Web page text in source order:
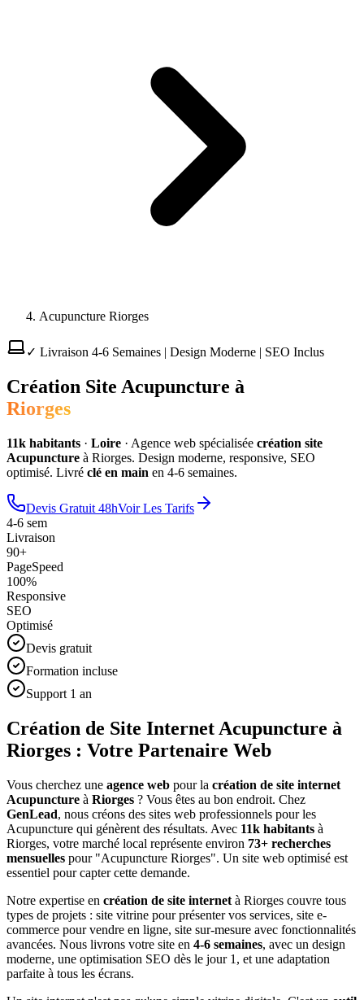
Acupuncture Riorges
✓ Livraison 4-6 Semaines | Design Moderne | SEO Inclus
Création Site Acupuncture à
Riorges
11k habitants · Loire · Agence web spécialisée création site
Acupuncture à Riorges. Design moderne, responsive, SEO
optimisé. Livré clé en main en 4-6 semaines.
Devis Gratuit 48hVoir Les Tarifs
4-6 sem
Livraison
90+
PageSpeed
100%
Responsive
SEO
Optimisé
Devis gratuit
Formation incluse
Support 1 an
Création de Site Internet Acupuncture à
Riorges : Votre Partenaire Web
Vous cherchez une agence web pour la création de site internet
Acupuncture à Riorges ? Vous êtes au bon endroit. Chez
GenLead, nous créons des sites web professionnels pour les
Acupuncture qui génèrent des résultats. Avec 11k habitants à
Riorges, votre marché local représente environ 73+ recherches
mensuelles pour "Acupuncture Riorges". Un site web optimisé est
essentiel pour capter cette demande.
Notre expertise en création de site internet à Riorges couvre tous
types de projets : site vitrine pour présenter vos services, site e-
commerce pour vendre en ligne, site sur-mesure avec fonctionnalités
avancées. Nous livrons votre site en 4-6 semaines, avec un design
moderne, une optimisation SEO dès le jour 1, et une adaptation
parfaite à tous les écrans.